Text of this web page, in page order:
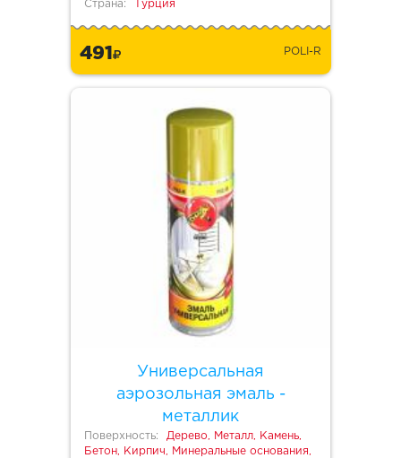
Страна: Турция
491 POLI-R
Универсальная
аэрозольная эмаль -
металлик
Поверхность:
Дерево, Металл, Камень,
Бетон, Кирпич, Минеральные основания,